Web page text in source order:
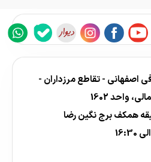
اصفهانی - تقاطع مرزداران -
همکف برج نگین رضا